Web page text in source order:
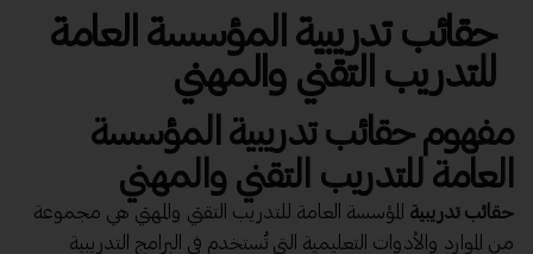
حقائب تدريبية المؤسسة العامة
للتدريب التقني والمهني
مفهوم حقائب تدريبية المؤسسة
العامة للتدريب التقني والمهني
حقائب تدريبية المؤسسة العامة للتدريب التقني والمهني هي مجموعة
من الموارد والأدوات التعليمية التي تُستخدم في البرامج التدريبية